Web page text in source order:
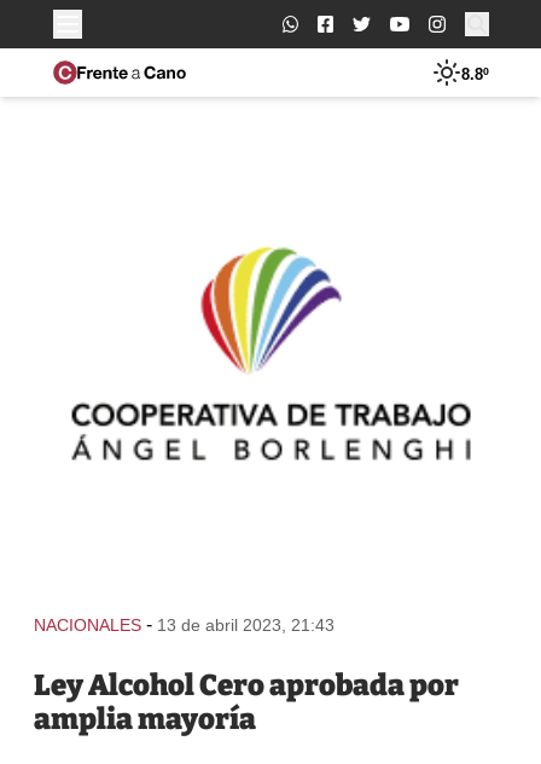
Buscar:
8.8º
NACIONALES - 13 de abril 2023, 21:43
Ley Alcohol Cero aprobada por
amplia mayoría